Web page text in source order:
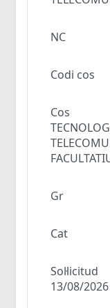
NC
Codi cos
Cos
Gr
Cat
Sol·licitud
13/08/2026